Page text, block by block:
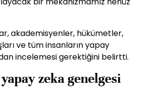
akademisyenler, hükümetler,
ve tüm insanların yapay
incelemesi gerektiğini belirtti.
yapay zeka genelgesi